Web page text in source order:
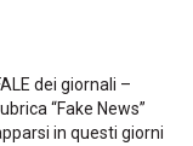
dei giornali –
“Fake News”
in questi giorni